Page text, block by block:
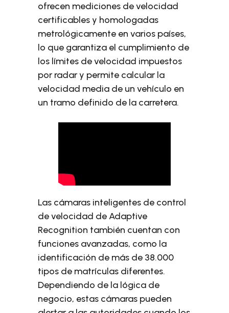
ofrecen mediciones de velocidad
certificables y homologadas
metrológicamente en varios países,
lo que garantiza el cumplimiento de
los límites de velocidad impuestos
por radar y permite calcular la
velocidad media de un vehículo en
un tramo definido de la carretera.
Las cámaras inteligentes de control
de velocidad de Adaptive
Recognition también cuentan con
funciones avanzadas, como la
identificación de más de 38.000
tipos de matrículas diferentes.
Dependiendo de la lógica de
negocio, estas cámaras pueden